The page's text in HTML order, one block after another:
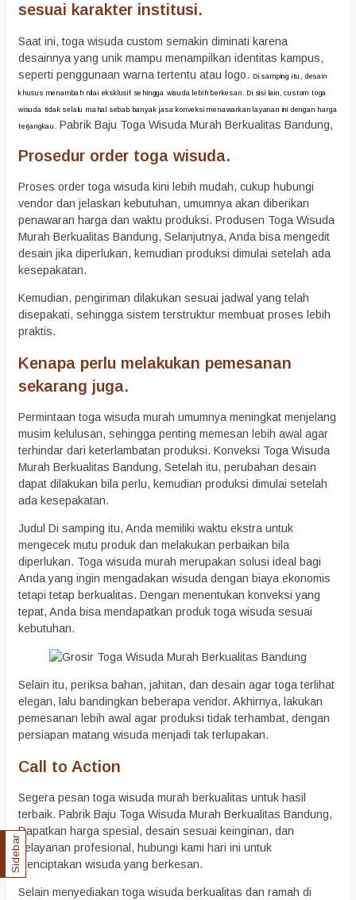
sesuai karakter institusi.
Saat ini, toga wisuda custom semakin diminati karena
desainnya yang unik mampu menampilkan identitas kampus,
seperti penggunaan warna tertentu atau logo. Di samping itu, desain
khusus menambah nilai eksklusif sehingga wisuda lebih berkesan. Di sisi lain, custom toga
wisuda tidak selalu mahal sebab banyak jasa konveksi menawarkan layanan ini dengan harga
terjangkau. Pabrik Baju Toga Wisuda Murah Berkualitas Bandung,
Prosedur order toga wisuda.
Proses order toga wisuda kini lebih mudah, cukup hubungi
vendor dan jelaskan kebutuhan, umumnya akan diberikan
penawaran harga dan waktu produksi. Produsen Toga Wisuda
Murah Berkualitas Bandung, Selanjutnya, Anda bisa mengedit
desain jika diperlukan, kemudian produksi dimulai setelah ada
kesepakatan.
Kemudian, pengiriman dilakukan sesuai jadwal yang telah
disepakati, sehingga sistem terstruktur membuat proses lebih
praktis.
Kenapa perlu melakukan pemesanan
sekarang juga.
Permintaan toga wisuda murah umumnya meningkat menjelang
musim kelulusan, sehingga penting memesan lebih awal agar
terhindar dari keterlambatan produksi. Konveksi Toga Wisuda
Murah Berkualitas Bandung, Setelah itu, perubahan desain
dapat dilakukan bila perlu, kemudian produksi dimulai setelah
ada kesepakatan.
Judul Di samping itu, Anda memiliki waktu ekstra untuk
mengecek mutu produk dan melakukan perbaikan bila
diperlukan. Toga wisuda murah merupakan solusi ideal bagi
Anda yang ingin mengadakan wisuda dengan biaya ekonomis
tetapi tetap berkualitas. Dengan menentukan konveksi yang
tepat, Anda bisa mendapatkan produk toga wisuda sesuai
kebutuhan.
Selain itu, periksa bahan, jahitan, dan desain agar toga terlihat
elegan, lalu bandingkan beberapa vendor. Akhirnya, lakukan
pemesanan lebih awal agar produksi tidak terhambat, dengan
persiapan matang wisuda menjadi tak terlupakan.
Call to Action
Segera pesan toga wisuda murah berkualitas untuk hasil
terbaik. Pabrik Baju Toga Wisuda Murah Berkualitas Bandung,
Dapatkan harga spesial, desain sesuai keinginan, dan
pelayanan profesional, hubungi kami hari ini untuk
menciptakan wisuda yang berkesan.
Selain menyediakan toga wisuda berkualitas dan ramah di
Sidebar